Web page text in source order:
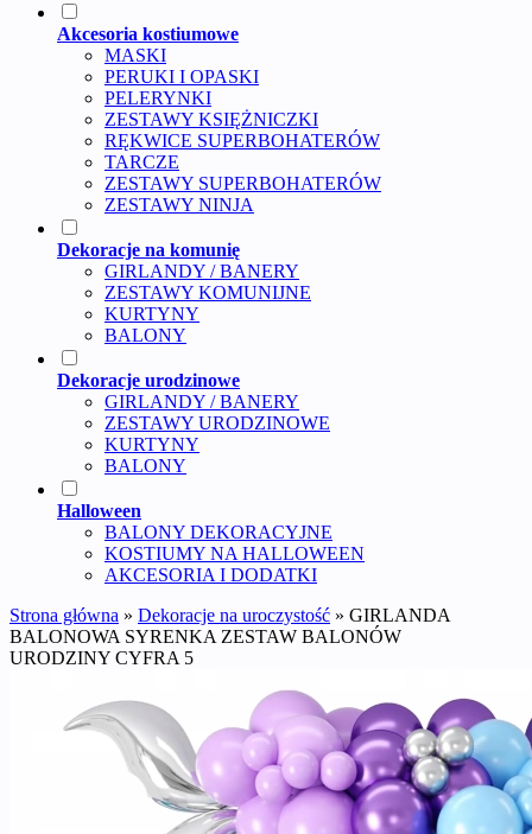
Akcesoria kostiumowe
MASKI
PERUKI I OPASKI
PELERYNKI
ZESTAWY KSIĘŻNICZKI
RĘKWICE SUPERBOHATERÓW
TARCZE
ZESTAWY SUPERBOHATERÓW
ZESTAWY NINJA
Dekoracje na komunię
GIRLANDY / BANERY
ZESTAWY KOMUNIJNE
KURTYNY
BALONY
Dekoracje urodzinowe
GIRLANDY / BANERY
ZESTAWY URODZINOWE
KURTYNY
BALONY
Halloween
BALONY DEKORACYJNE
KOSTIUMY NA HALLOWEEN
AKCESORIA I DODATKI
Strona główna » Dekoracje na uroczystość » GIRLANDA
BALONOWA SYRENKA ZESTAW BALONÓW
URODZINY CYFRA 5